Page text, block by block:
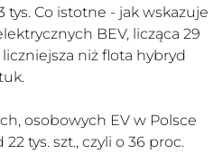
Co istotne - jak wskazuje
BEV, licząca 29
niż flota hybryd
osobowych EV w Polsce
tys. szt., czyli o 36 proc.